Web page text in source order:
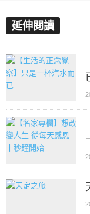
延伸閱讀